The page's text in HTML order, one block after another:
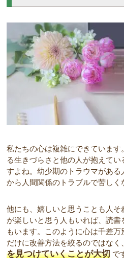
私たちの心は複雑にできていま
る生きづらさと他の人が抱えて
すよね。幼少期のトラウマがあ
から人間関係のトラブルで苦しく
他にも、嬉しいと思うことも人そ
が楽しいと思う人もいれば、読
もいます。このように心は千差
だけに改善方法を絞るのではなく
を見つけていくことが大切 で